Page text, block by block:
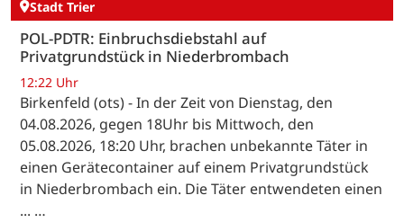
Stadt Trier
POL-PDTR: Einbruchsdiebstahl auf
Privatgrundstück in Niederbrombach
12:22 Uhr
Birkenfeld (ots) - In der Zeit von Dienstag, den
04.08.2026, gegen 18Uhr bis Mittwoch, den
05.08.2026, 18:20 Uhr, brachen unbekannte Täter in
einen Gerätecontainer auf einem Privatgrundstück
in Niederbrombach ein. Die Täter entwendeten einen
... …